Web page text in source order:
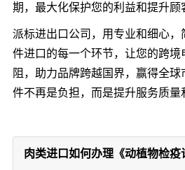
期，最大化保护您的利益和提升顾
派标进出口公司，用专业和细心，
件进口的每一个环节，让您的跨境
阻，助力品牌跨越国界，赢得全
件不再是负担，而是提升服务质量
肉类进口如何办理《动植物检疫